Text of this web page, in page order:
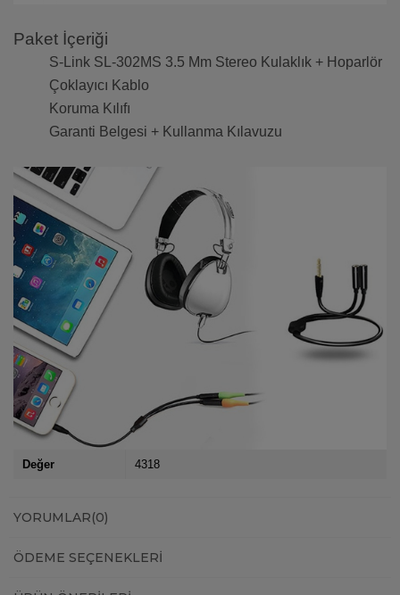
Paket İçeriği
S-Link SL-302MS 3.5 Mm Stereo Kulaklık + Hoparlör
Çoklayıcı Kablo
Koruma Kılıfı
Garanti Belgesi + Kullanma Kılavuzu
Değer 4318
YORUMLAR(0)
ÖDEME SEÇENEKLERI